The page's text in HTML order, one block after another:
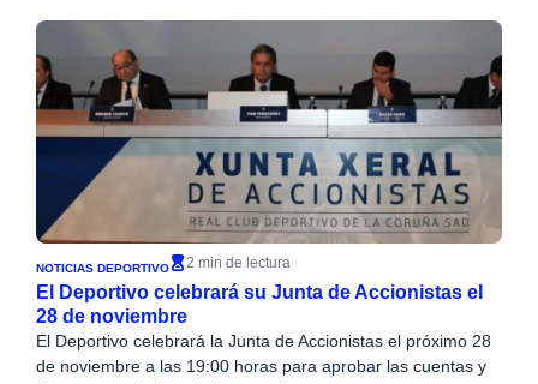
NOTICIAS DEPORTIVO 2 min de lectura
El Deportivo celebrará su Junta de Accionistas el
28 de noviembre
El Deportivo celebrará la Junta de Accionistas el próximo 28
de noviembre a las 19:00 horas para aprobar las cuentas y